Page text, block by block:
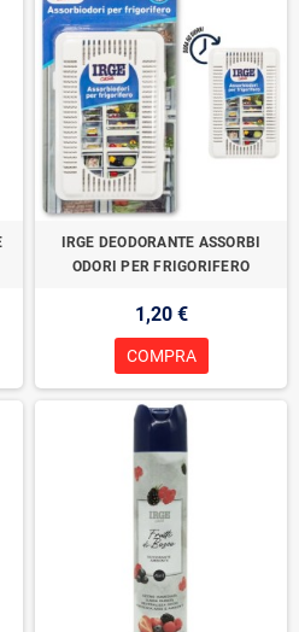
IRGE DEODORANTE ASSORBI
ODORI PER FRIGORIFERO
1,20 €
COMPRA